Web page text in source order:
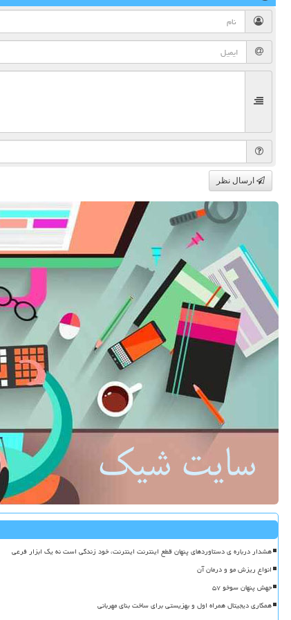
ارسال نظر
هشدار درباره ی دستاوردهای پنهان قطع اینترنت اینترنت، خود زندگی است نه یک ابزار فرعی
انواع ریزش مو و درمان آن
جهش پنهان سوخو ۵۷
همکاری دیجیتال همراه اول و بهزیستی برای ساخت بنای مهربانی